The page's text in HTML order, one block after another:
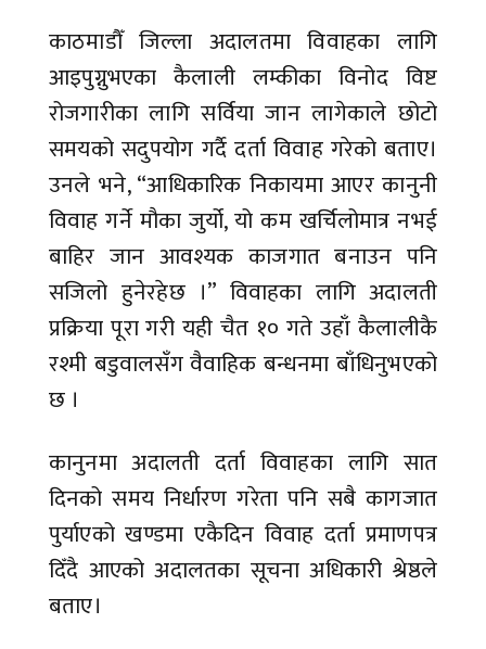
काठमाडौँ जिल्ला अदालतमा विवाहका लागि
आइपुग्नुभएका कैलाली लम्कीका विनोद विष्ट
रोजगारीका लागि सर्विया जान लागेकाले छोटो
समयको सदुपयोग गर्दै दर्ता विवाह गरेको बताए।
उनले भने, “आधिकारिक निकायमा आएर कानुनी
विवाह गर्ने मौका जुर्यो, यो कम खर्चिलोमात्र नभई
बाहिर जान आवश्यक काजगात बनाउन पनि
सजिलो हुनेरहेछ ।” विवाहका लागि अदालती
प्रक्रिया पूरा गरी यही चैत १० गते उहाँ कैलालीकै
रश्मी बडुवालसँग वैवाहिक बन्धनमा बाँधिनुभएको
छ ।
कानुनमा अदालती दर्ता विवाहका लागि सात
दिनको समय निर्धारण गरेता पनि सबै कागजात
पुर्याएको खण्डमा एकैदिन विवाह दर्ता प्रमाणपत्र
दिँदै आएको अदालतका सूचना अधिकारी श्रेष्ठले
बताए।